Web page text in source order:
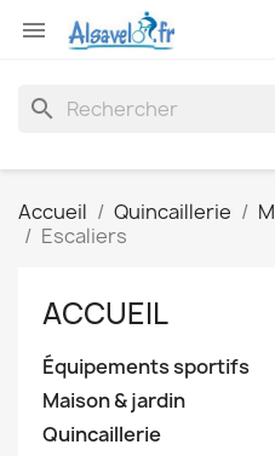

search
Accueil Quincaillerie
Escaliers
ACCUEIL
Équipements sportifs
Maison & jardin
Quincaillerie